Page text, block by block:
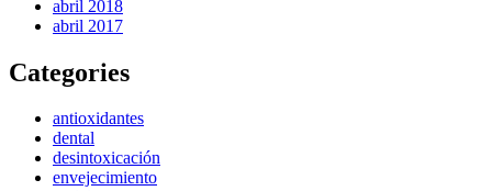
abril 2018
abril 2017
Categories
antioxidantes
dental
desintoxicación
envejecimiento